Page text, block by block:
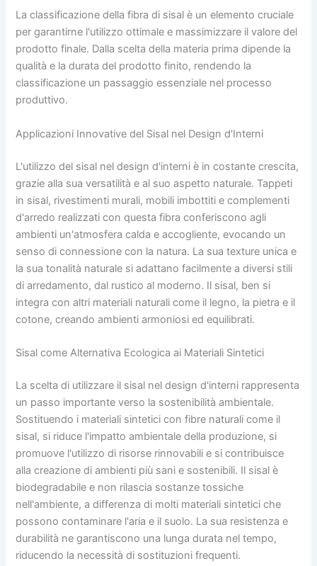
La classificazione della fibra di sisal è un elemento cruciale
per garantirne l'utilizzo ottimale e massimizzare il valore del
prodotto finale. Dalla scelta della materia prima dipende la
qualità e la durata del prodotto finito, rendendo la
classificazione un passaggio essenziale nel processo
produttivo.
Applicazioni Innovative del Sisal nel Design d'Interni
L'utilizzo del sisal nel design d'interni è in costante crescita,
grazie alla sua versatilità e al suo aspetto naturale. Tappeti
in sisal, rivestimenti murali, mobili imbottiti e complementi
d'arredo realizzati con questa fibra conferiscono agli
ambienti un'atmosfera calda e accogliente, evocando un
senso di connessione con la natura. La sua texture unica e
la sua tonalità naturale si adattano facilmente a diversi stili
di arredamento, dal rustico al moderno. Il sisal, ben si
integra con altri materiali naturali come il legno, la pietra e il
cotone, creando ambienti armoniosi ed equilibrati.
Sisal come Alternativa Ecologica ai Materiali Sintetici
La scelta di utilizzare il sisal nel design d'interni rappresenta
un passo importante verso la sostenibilità ambientale.
Sostituendo i materiali sintetici con fibre naturali come il
sisal, si riduce l'impatto ambientale della produzione, si
promuove l'utilizzo di risorse rinnovabili e si contribuisce
alla creazione di ambienti più sani e sostenibili. Il sisal è
biodegradabile e non rilascia sostanze tossiche
nell'ambiente, a differenza di molti materiali sintetici che
possono contaminare l'aria e il suolo. La sua resistenza e
durabilità ne garantiscono una lunga durata nel tempo,
riducendo la necessità di sostituzioni frequenti.